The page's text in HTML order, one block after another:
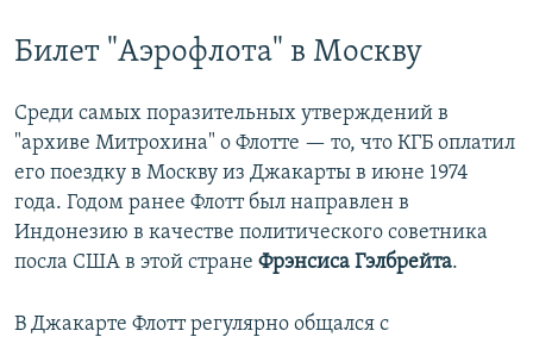
Билет "Аэрофлота" в Москву
Среди самых поразительных утверждений в
"архиве Митрохина" о Флотте — то, что КГБ оплатил
его поездку в Москву из Джакарты в июне 1974
года. Годом ранее Флотт был направлен в
Индонезию в качестве политического советника
посла США в этой стране Фрэнсиса Гэлбрейта.
В Джакарте Флотт регулярно общался с